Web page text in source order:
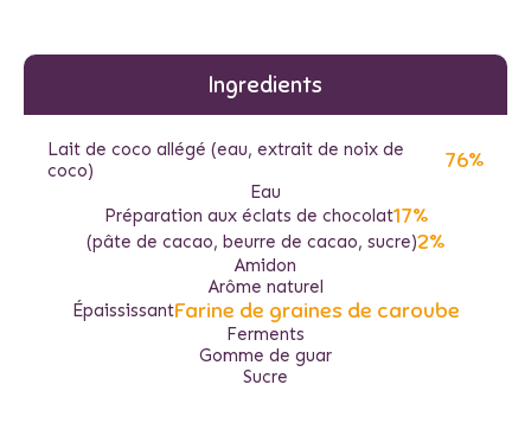
Ingredients
Lait de coco allégé (eau, extrait de noix de
coco)
76%
Eau
Préparation aux éclats de chocolat17%
(pâte de cacao, beurre de cacao, sucre)2%
Amidon
Arôme naturel
ÉpaississantFarine de graines de caroube
Ferments
Gomme de guar
Sucre